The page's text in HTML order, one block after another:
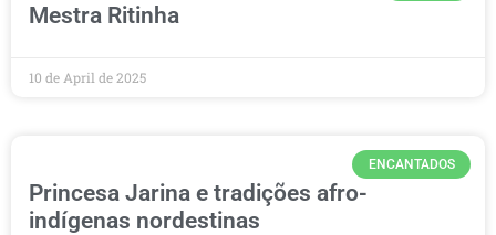
Mestra Ritinha
10 de April de 2025
ENCANTADOS
Princesa Jarina e tradições afro-
indígenas nordestinas